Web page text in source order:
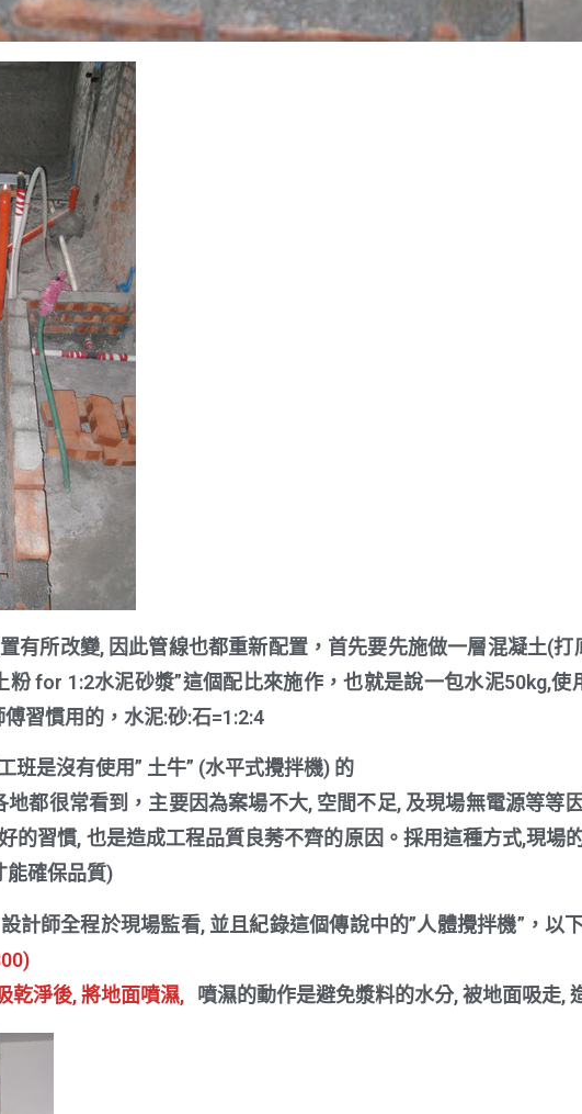
有所改變, 因此管線也都重新配置，首先要先施做一層混凝土(打
for 1:2水泥砂漿”這個配比來施作，也就是說一包水泥50kg,使
習慣用的，水泥:砂:石=1:2:4
是沒有使用” 土牛” (水平式攪拌機) 的
都很常看到，主要因為案場不大, 空間不足, 及現場無電源等等
的習慣, 也是造成工程品質良莠不齊的原因。採用這種方式,現場
能確保品質)
計師全程於現場監看, 並且紀錄這個傳說中的”人體攪拌機”，以
乾淨後, 將地面噴濕, 噴濕的動作是避免漿料的水分, 被地面吸走,